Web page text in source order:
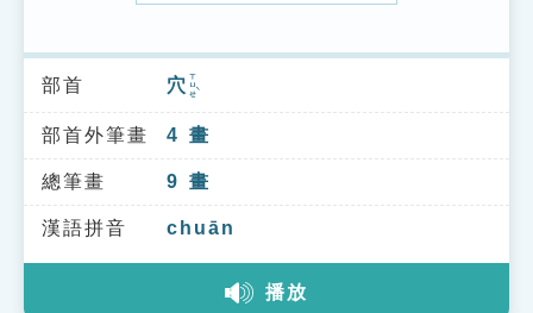
索引選單
知識索引
單字索引
生命大百科索引
部首 穴 ㄒㄩㄝˋ
部首外筆畫 4 畫
總筆畫 9 畫
漢語拼音 chuān
播放